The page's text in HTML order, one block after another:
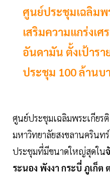
ศูนย์ประชุมเฉลิมพ
เสริมความแกร่งเ
อันดามัน ตั้งเป้าร
ประชุม 100 ล้าน
ศูนย์ประชุมเฉลิมพระเกียร
มหาวิทยาลัยสงขลานครินท
ประชุมที่มีขนาดใหญ่สุดใน
ระนอง พังงา กระบี่ ภูเก็ต